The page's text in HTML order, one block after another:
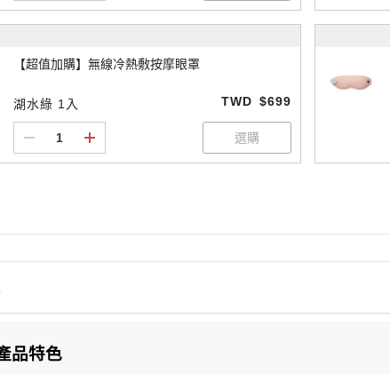
【超值加購】無線冷熱敷按摩眼罩
湖水綠 1入 TWD $699
品特色